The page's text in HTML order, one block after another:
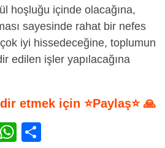
hoşluğu içinde olacağına,
sayesinde rahat bir nefes
iyi hissedeceğine, toplumun
edilen işler yapılacağına
etmek için ⭐Paylaş⭐ 🙏
T
W